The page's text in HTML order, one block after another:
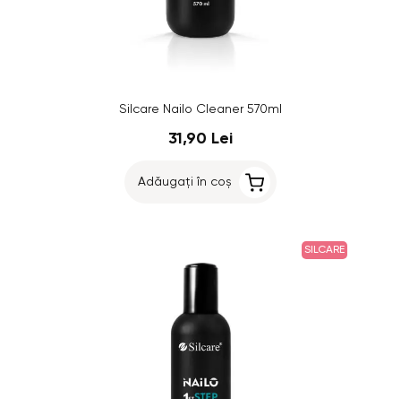
Silcare Nailo Cleaner 570ml
31,90 Lei
Adăugați în coș
SILCARE